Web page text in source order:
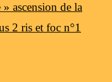
ascension de la
2 ris et foc n°1